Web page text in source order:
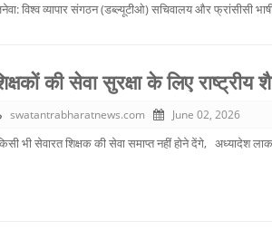
विश्व व्यापार संगठन (डब्ल्यूटीओ) सचिवालय और फ्रांसीसी
की सेवा सुरक्षा के लिए
swatantrabharatnews.com June 02, 2026
भी सेवारत शिक्षक की सेवा समाप्त नहीं होने देंगे, अध्यादेश